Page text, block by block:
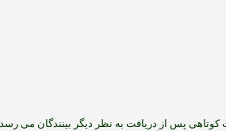
پس از دریافت به نظر دیگر بینندگان می رسد.